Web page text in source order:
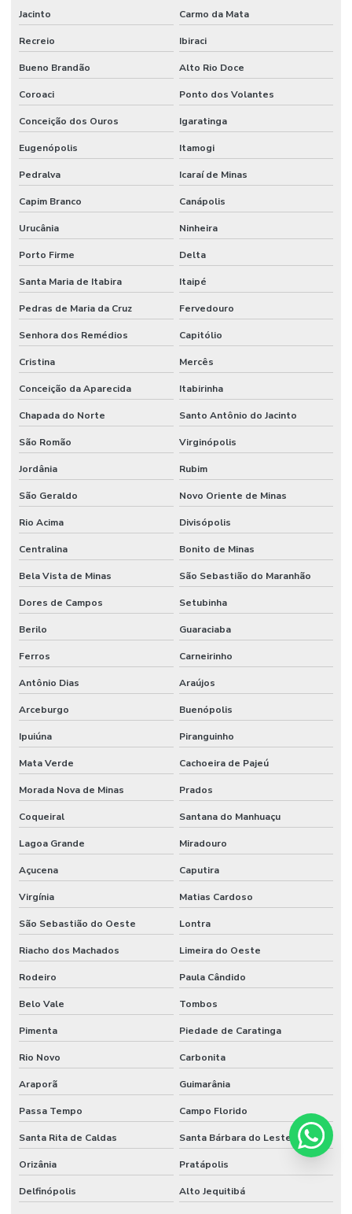
Jacinto Carmo da Mata
Recreio Ibiraci
Bueno Brandão Alto Rio Doce
Coroaci Ponto dos Volantes
Conceição dos Ouros Igaratinga
Eugenópolis Itamogi
Pedralva Icaraí de Minas
Capim Branco Canápolis
Urucânia Ninheira
Porto Firme Delta
Santa Maria de Itabira Itaipé
Pedras de Maria da Cruz Fervedouro
Senhora dos Remédios Capitólio
Cristina Mercês
Conceição da Aparecida Itabirinha
Chapada do Norte Santo Antônio do Jacinto
São Romão Virginópolis
Jordânia Rubim
São Geraldo Novo Oriente de Minas
Rio Acima Divisópolis
Centralina Bonito de Minas
Bela Vista de Minas São Sebastião do Maranhão
Dores de Campos Setubinha
Berilo Guaraciaba
Ferros Carneirinho
Antônio Dias Araújos
Arceburgo Buenópolis
Ipuiúna Piranguinho
Mata Verde Cachoeira de Pajeú
Morada Nova de Minas Prados
Coqueiral Santana do Manhuaçu
Lagoa Grande Miradouro
Açucena Caputira
Virgínia Matias Cardoso
São Sebastião do Oeste Lontra
Riacho dos Machados Limeira do Oeste
Rodeiro Paula Cândido
Belo Vale Tombos
Pimenta Piedade de Caratinga
Rio Novo Carbonita
Araporã Guimarânia
Passa Tempo Campo Florido
Santa Rita de Caldas Santa Bárbara do Leste
Orizânia Pratápolis
Delfinópolis Alto Jequitibá